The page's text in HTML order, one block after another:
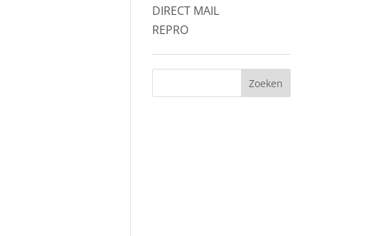
DIRECT MAIL
REPRO